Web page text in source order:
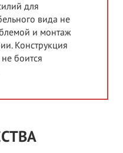
для
вида не
и монтаж
Конструкция
боится